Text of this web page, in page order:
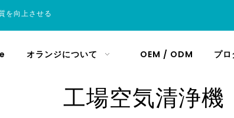
を向上させる
オランジについて OEM / ODM プロ
工場空気清浄機